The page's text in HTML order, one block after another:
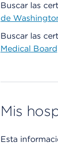
Buscar las
de
Buscar las
Medical
Mis
Esta